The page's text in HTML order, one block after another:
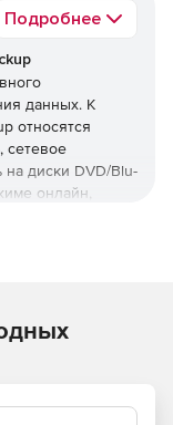
Подробнее
данных. К
относятся
сетевое
диски DVD/Blu-
онлайн,
бесплатные